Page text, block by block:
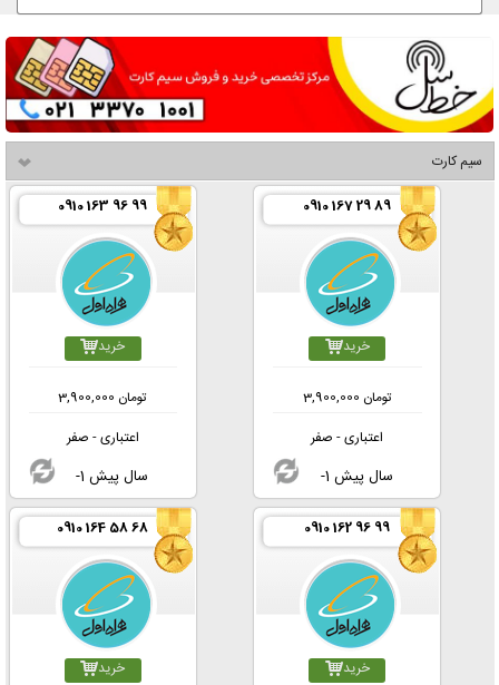
سیم کارت
0910 167 29 89
خرید
3,900,000 تومان
اعتباری - صفر
-1 سال پیش
0910 163 96 99
خرید
3,900,000 تومان
اعتباری - صفر
-1 سال پیش
0910 162 96 99
خرید
0910 164 58 68
خرید